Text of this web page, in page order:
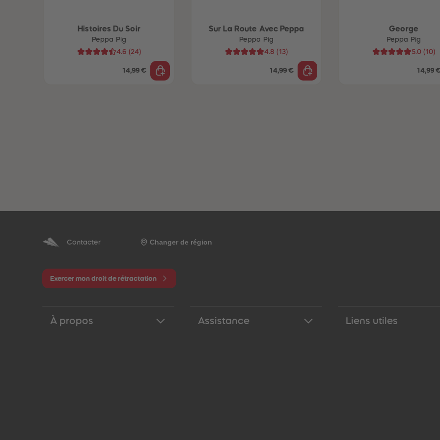
Histoires Du Soir
Peppa Pig
4.6 (24)
14,99 €
Sur La Route Avec Peppa
Peppa Pig
4.8 (13)
14,99 €
George
Peppa Pig
5.0 (10)
14,99
Contacter Changer de région
Exercer mon droit de rétractation
À propos Assistance Liens utiles